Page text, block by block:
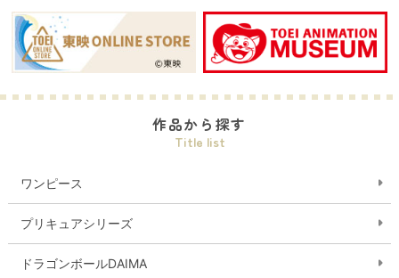
作品から探す
Title list
ワンピース
プリキュアシリーズ
ドラゴンボールDAIMA